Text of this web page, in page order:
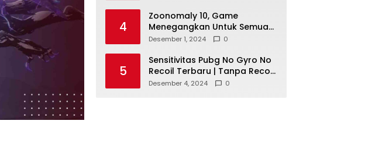
4
Zoonomaly 10, Game
Menegangkan Untuk Semua
Pecinta Horor
Desember 1, 2024 0
5
Sensitivitas Pubg No Gyro No
Recoil Terbaru | Tanpa Recoil
Untuk Headshot Lebih Mudah!
Desember 4, 2024 0